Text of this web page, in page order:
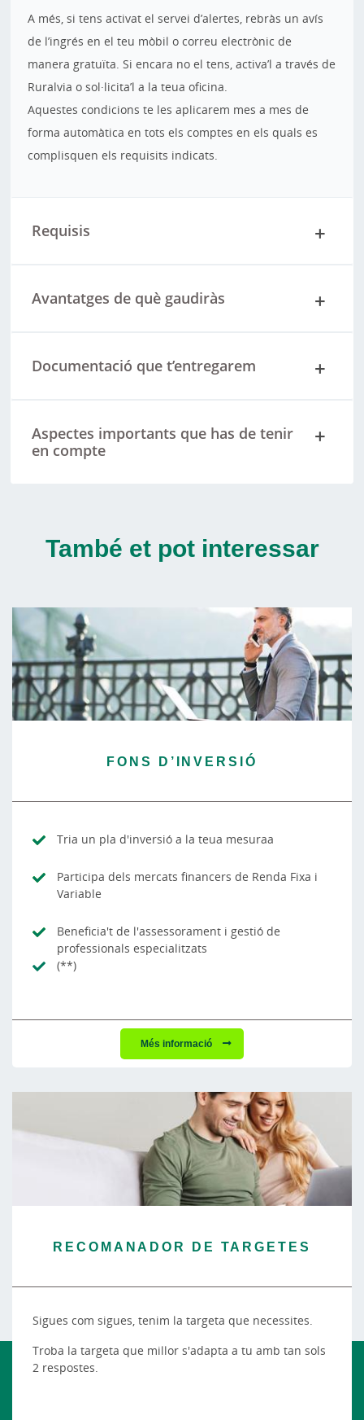
A més, si tens activat el servei d’alertes, rebràs un avís
de l’ingrés en el teu mòbil o correu electrònic de
manera gratuïta. Si encara no el tens, activa’l a través de
Ruralvia o sol·licita’l a la teua oficina.
Aquestes condicions te les aplicarem mes a mes de
forma automàtica en tots els comptes en els quals es
complisquen els requisits indicats.
Requisis
Avantatges de què gaudiràs
Documentació que t’entregarem
Aspectes importants que has de tenir
en compte
També et pot interessar
FONS D’INVERSIÓ
Tria un pla d'inversió a la teua mesuraa
Participa dels mercats financers de Renda Fixa i
Variable
Beneficia't de l'assessorament i gestió de
professionals especialitzats
(**)
Més informació
RECOMANADOR DE TARGETES
Sigues com sigues, tenim la targeta que necessites.
Troba la targeta que millor s'adapta a tu amb tan sols
2 respostes.